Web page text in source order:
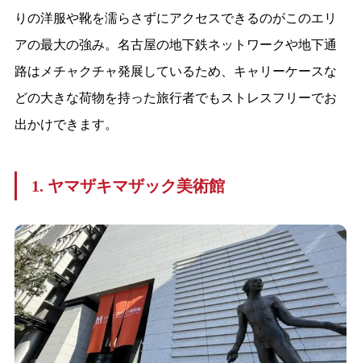
りの洋服や靴を濡らさずにアクセスできるのがこのエリ
アの最大の強み。名古屋の地下鉄ネットワークや地下通
路はメチャクチャ発展しているため、キャリーケースな
どの大きな荷物を持った旅行者でもストレスフリーでお
出かけできます。
1. ヤマザキマザック美術館